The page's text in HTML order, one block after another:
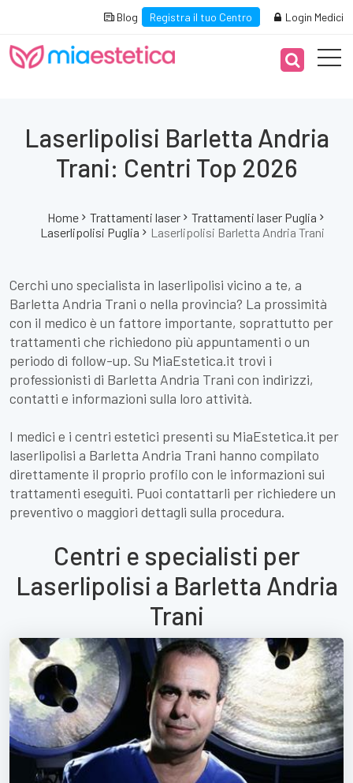
Blog Registra il tuo Centro Login Medici
Laserlipolisi Barletta Andria
Trani: Centri Top 2026
Home Trattamenti laser
Trattamenti laser Puglia
Laserlipolisi Puglia
Laserlipolisi Barletta Andria Trani
Cerchi uno specialista in laserlipolisi vicino a te, a
Barletta Andria Trani o nella provincia? La prossimità
con il medico è un fattore importante, soprattutto per
trattamenti che richiedono più appuntamenti o un
periodo di follow-up. Su MiaEstetica.it trovi i
professionisti di Barletta Andria Trani con indirizzi,
contatti e informazioni sulla loro attività.
I medici e i centri estetici presenti su MiaEstetica.it per
laserlipolisi a Barletta Andria Trani hanno compilato
direttamente il proprio profilo con le informazioni sui
trattamenti eseguiti. Puoi contattarli per richiedere un
preventivo o maggiori dettagli sulla procedura.
Centri e specialisti per
Laserlipolisi a Barletta Andria
Trani